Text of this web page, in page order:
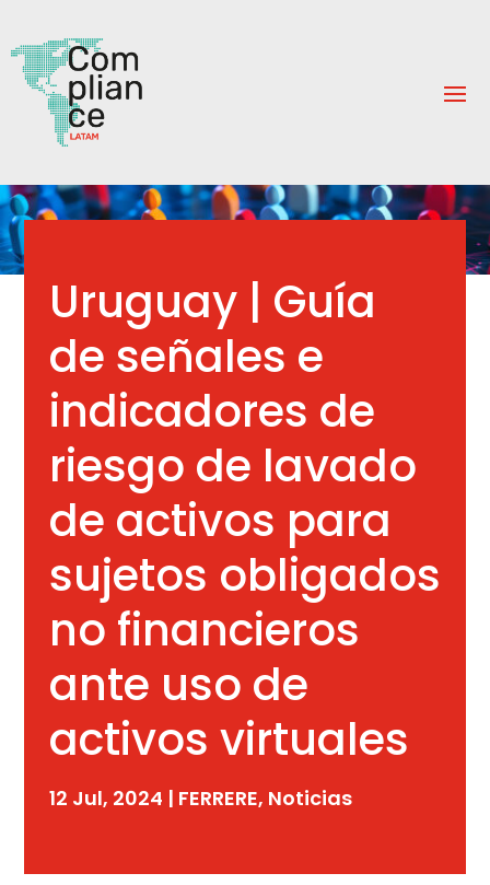
Uruguay | Guía
de señales e
indicadores de
riesgo de lavado
de activos para
sujetos obligados
no financieros
ante uso de
activos virtuales
12 Jul, 2024 | FERRERE, Noticias